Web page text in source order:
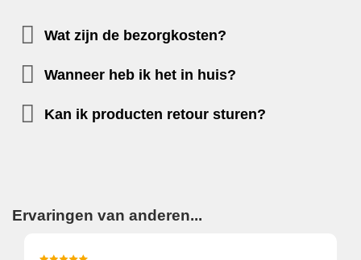
Wat zijn de bezorgkosten?
Wanneer heb ik het in huis?
Kan ik producten retour sturen?
Ervaringen van anderen...